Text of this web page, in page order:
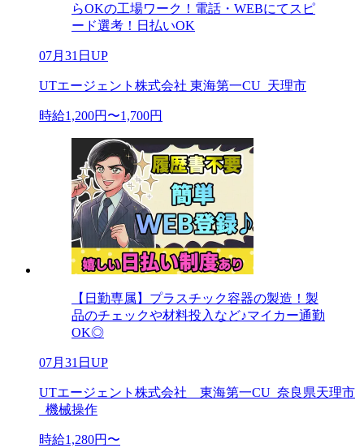
らOKの工場ワーク！電話・WEBにてスピ
ード選考！日払いOK
07月31日UP
UTエージェント株式会社 東海第一CU_天理市
時給1,200円〜1,700円
【日勤専属】プラスチック容器の製造！製
品のチェックや材料投入など♪マイカー通勤
OK◎
07月31日UP
UTエージェント株式会社 東海第一CU_奈良県天理市
_機械操作
時給1,280円〜